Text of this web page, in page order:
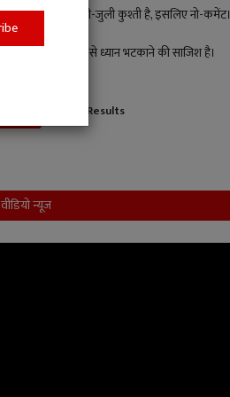
पक्ष-विपक्ष की मिली-जुली कुश्ती है, इसलिए नो-कमेंट।
यह जनहित के मुद्दों से ध्यान भटकाने की साजिश है।
View Results
वीडियो न्यूज